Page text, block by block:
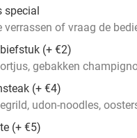
special
verrassen of vraag de
(+ €2)
gebakken
(+ €4)
udon-noodles,
(+ €5)